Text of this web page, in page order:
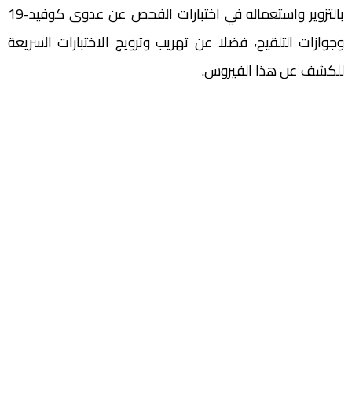
بالتزوير واستعماله في اختبارات الفحص عن عدوى كوفيد-19
وجوازات التلقيح، فضلا عن تهريب وترويج الاختبارات السريعة
للكشف عن هذا الفيروس.